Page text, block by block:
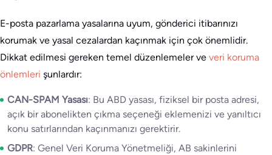
E-posta pazarlama yasalarına uyum, gönderici itibarınızı
korumak ve yasal cezalardan kaçınmak için çok önemlidir.
Dikkat edilmesi gereken temel düzenlemeler ve veri koruma
önlemleri şunlardır:
CAN-SPAM Yasası: Bu ABD yasası, fiziksel bir posta adresi,
açık bir abonelikten çıkma seçeneği eklemenizi ve yanıltıcı
konu satırlarından kaçınmanızı gerektirir.
GDPR: Genel Veri Koruma Yönetmeliği, AB sakinlerini